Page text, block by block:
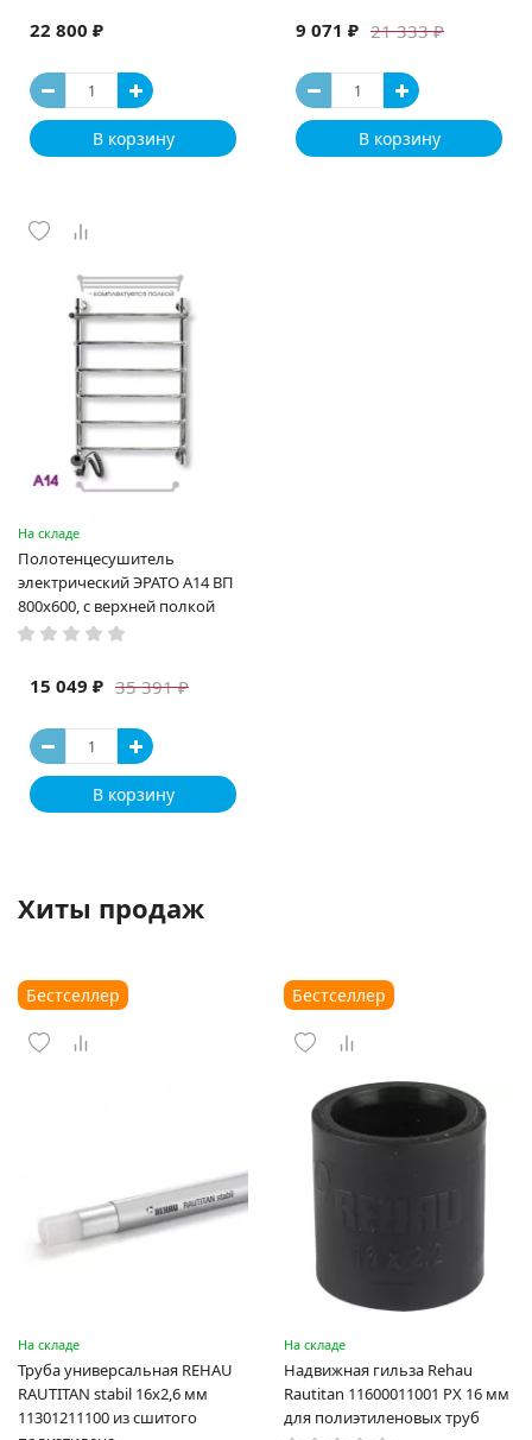
22 800 ₽
В корзину
21 333 ₽
9 071 ₽
В корзину
На складе
Полотенцесушитель
электрический ЭРАТО А14 ВП
800x600, с верхней полкой
35 391 ₽
15 049 ₽
В корзину
Хиты продаж
Бестселлер
На складе
Труба универсальная REHAU
RAUTITAN stabil 16х2,6 мм
11301211100 из сшитого
Бестселлер
На складе
Надвижная гильза Rehau
Rautitan 11600011001 PX 16 мм
для полиэтиленовых труб